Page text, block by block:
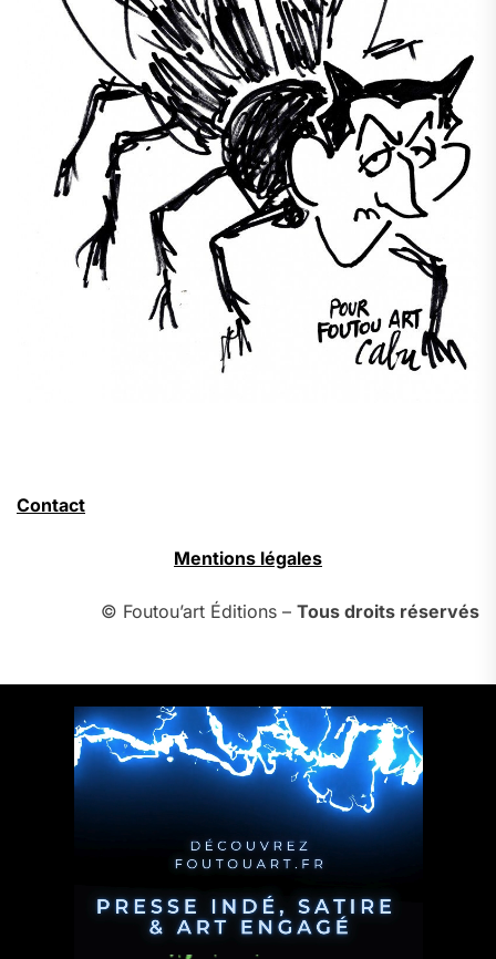
Contact
Mentions légales
© Foutou’art Éditions – Tous droits réservés